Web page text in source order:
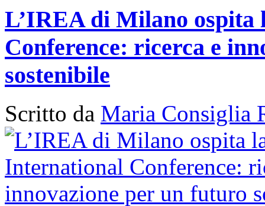
L’IREA di Milano
Conference: ricerca e
sostenibile
Scritto da Maria Consiglia